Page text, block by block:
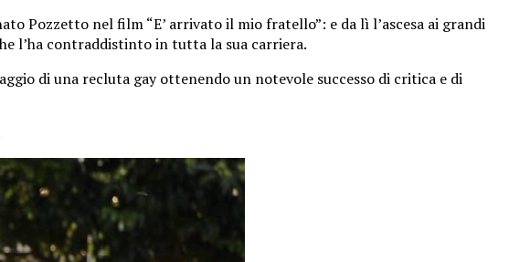
Pozzetto nel film “E’ arrivato il mio fratello”: e da lì l’ascesa ai grandi
l’ha contraddistinto in tutta la sua carriera.
di una recluta gay ottenendo un notevole successo di critica e di